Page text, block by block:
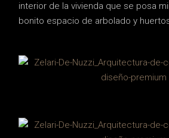
interior de la vivienda que se posa
bonito espacio de arbolado y